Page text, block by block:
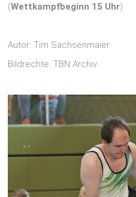
(Wettkampfbeginn 15 Uhr).
Autor: Tim Sachsenmaier
Bildrechte: TBN Archiv